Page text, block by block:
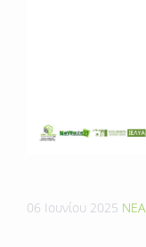
06 Ιουνίου 2025 ΝΕΑ